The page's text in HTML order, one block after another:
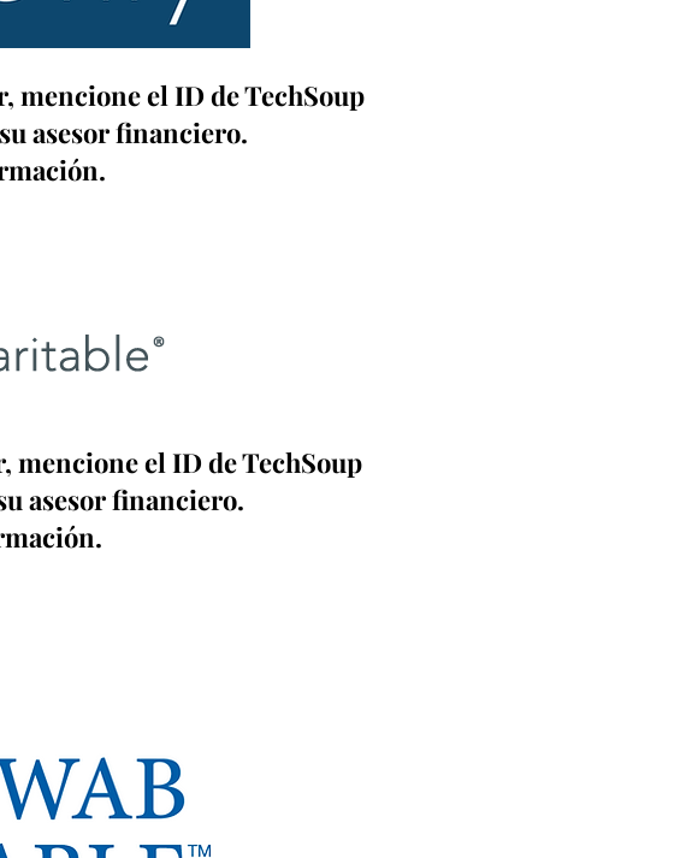
mencione el ID de TechSoup
asesor financiero.
mencione el ID de TechSoup
asesor financiero.